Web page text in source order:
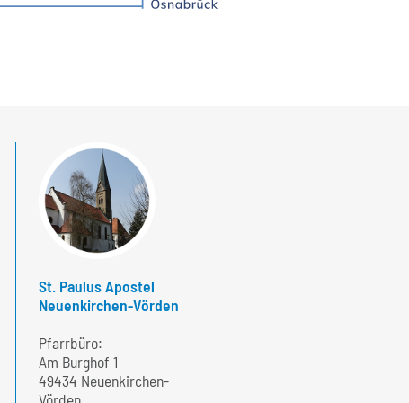
St. Paulus Apostel
Neuenkirchen-Vörden
Pfarrbüro:
Am Burghof 1
49434 Neuenkirchen-